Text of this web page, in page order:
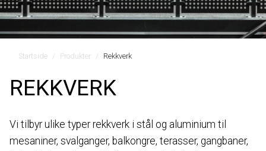
Startside Produkter Rekkverk
REKKVERK
Vi tilbyr ulike typer rekkverk i stål og aluminium til
mesaniner, svalganger, balkongre, terasser, gangbaner,